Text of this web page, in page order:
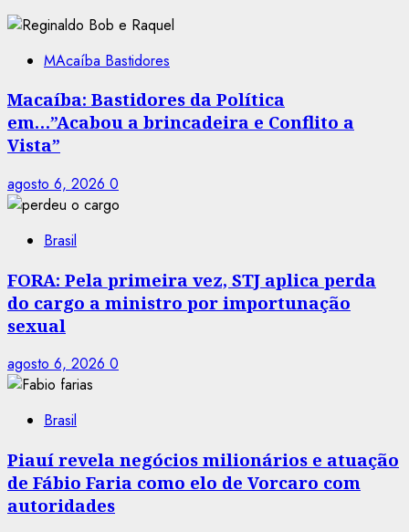
MAcaíba Bastidores
Macaíba: Bastidores da Política
em…”Acabou a brincadeira e Conflito a
Vista”
agosto 6, 2026 0
Brasil
FORA: Pela primeira vez, STJ aplica perda
do cargo a ministro por importunação
sexual
agosto 6, 2026 0
Brasil
Piauí revela negócios milionários e atuação
de Fábio Faria como elo de Vorcaro com
autoridades